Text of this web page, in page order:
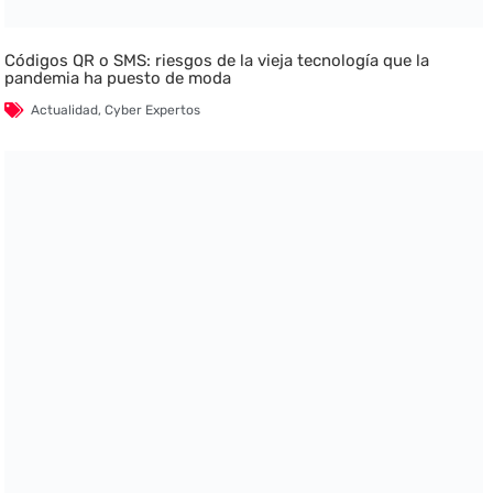
Códigos QR o SMS: riesgos de la vieja tecnología que la
pandemia ha puesto de moda
Actualidad,Cyber Expertos